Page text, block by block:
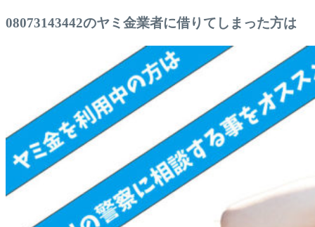
08073143442のヤミ金業者に借りてしまった方は